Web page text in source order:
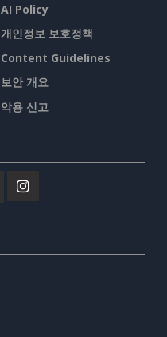
AI Policy
개인정보 보호정책
Content Guidelines
보안 개요
악용 신고